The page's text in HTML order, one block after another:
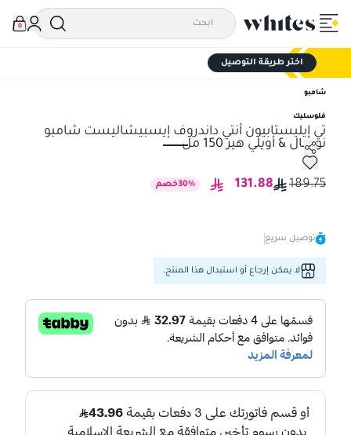
0
اختر طريقة التوصيل
شامبو
فلوسليك
تي إيليستابيون أنتي داندروف إيسبيشاليست شامبو
نورمال & أويلي هير 150 مل
تي إيليستابيون أنتي داندروف إيسبيشاليست شامبو نورمال & أويلي هير
189.75
131.88
30% خصم
توصيل سريع
لا يمكن إرجاع أو استبدال هذا المنتج.